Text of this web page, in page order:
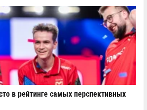
в рейтинге самых перспективных